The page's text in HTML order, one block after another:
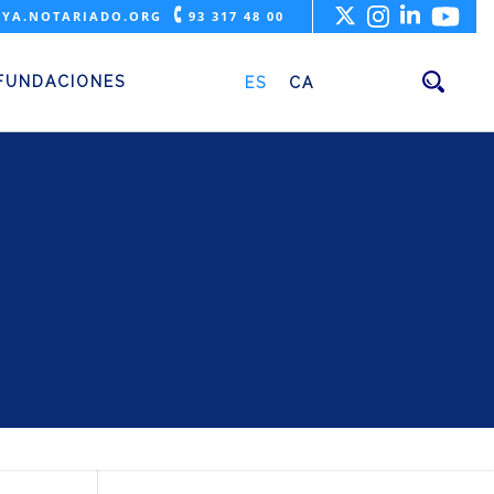
🕻 93 317 48 00
ES CA